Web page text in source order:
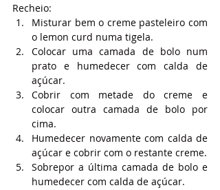
Recheio:
Misturar bem o creme pasteleiro com
o lemon curd numa tigela.
Colocar uma camada de bolo num
prato e humedecer com calda de
açúcar.
Cobrir com metade do creme e
colocar outra camada de bolo por
cima.
Humedecer novamente com calda de
açúcar e cobrir com o restante creme.
Sobrepor a última camada de bolo e
humedecer com calda de açúcar.